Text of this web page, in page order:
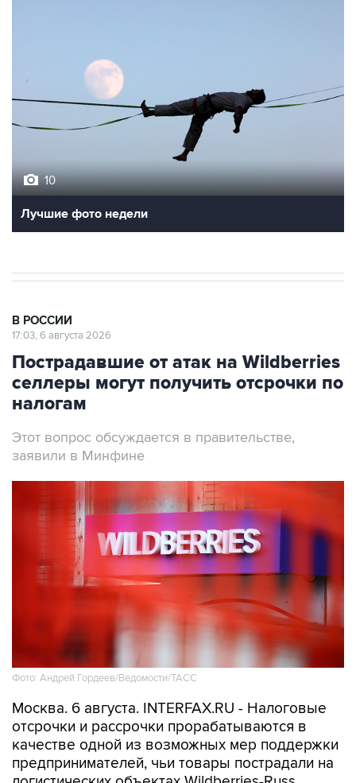
10
Лучшие фото недели
В РОССИИ
17:03, 6 августа 2026
Пострадавшие от атак на Wildberries
селлеры могут получить отсрочки по
налогам
Этот вопрос обсуждается в правительстве,
заявили в Минфине
Фото: Андрей Гордеев/Ведомости/ТАСС
Москва. 6 августа. INTERFAX.RU - Налоговые
отсрочки и рассрочки прорабатываются в
качестве одной из возможных мер поддержки
предпринимателей, чьи товары пострадали на